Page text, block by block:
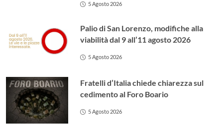
5 Agosto 2026
Palio di San Lorenzo, modifiche alla
viabilità dal 9 all’11 agosto 2026
5 Agosto 2026
Fratelli d’Italia chiede chiarezza sul
cedimento al Foro Boario
5 Agosto 2026